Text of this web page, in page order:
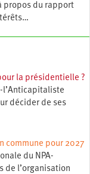
propos du rapport
la présidentielle ?
l’Anticapitaliste
décider de ses
commune pour 2027
du NPA-
de l’organisation